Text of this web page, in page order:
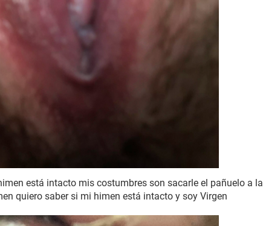
está intacto mis costumbres son sacarle el pañuelo a la
quiero saber si mi himen está intacto y soy Virgen